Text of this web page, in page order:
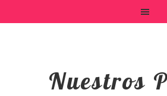
Nuestros